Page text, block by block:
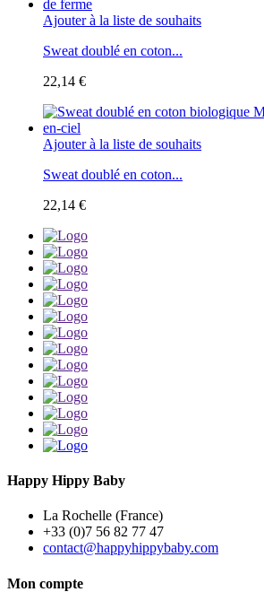
Ajouter à la liste de souhaits
Sweat doublé en coton...
22,14 €
Ajouter à la liste de souhaits
Sweat doublé en coton...
22,14 €
Happy Hippy Baby
La Rochelle (France)
+33 (0)7 56 82 77 47
contact@happyhippybaby.com
Mon compte